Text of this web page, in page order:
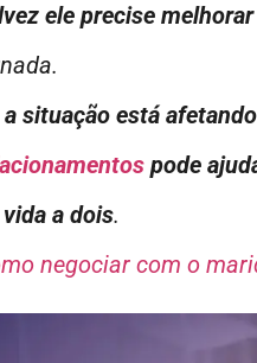
ele precise
a situação está
pode
a dois.
negociar com o